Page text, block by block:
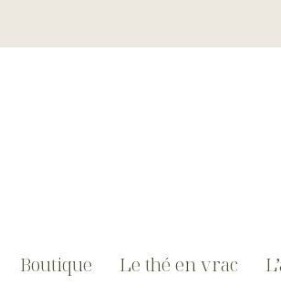
Boutique Le thé en vrac